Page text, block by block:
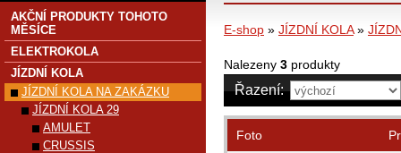
E-shop » JÍZDNÍ KOLA»
Nalezeny 3 produkty
Řazení:
Foto
AKČNÍ PRODUKTY TOHOTO
MĚSÍCE
ELEKTROKOLA
JÍZDNÍ KOLA
JÍZDNÍ KOLA NA ZAKÁZKU
JÍZDNÍ KOLA 29
AMULET
CRUSSIS